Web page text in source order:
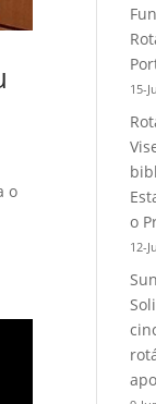
o
15-
o
12-